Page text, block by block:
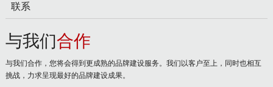
联系
与我们合作
与我们合作，您将会得到更成熟的品牌建设服务。我们以客户至上，同时也相互
挑战，力求呈现最好的品牌建设成果。